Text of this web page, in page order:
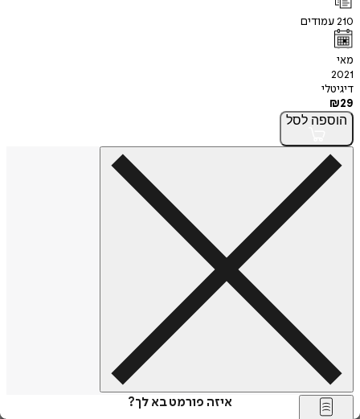
210עמודים
מאי
2021
דיגיטלי
₪29
הוספה לסל
איזה פורמט בא לך?